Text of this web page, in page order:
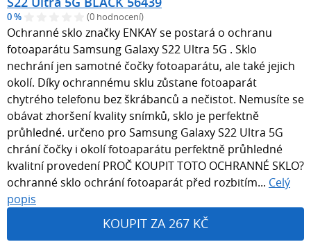
0 % (0 hodnocení)
Ochranné sklo značky ENKAY se postará o ochranu
fotoaparátu Samsung Galaxy S22 Ultra 5G . Sklo
nechrání jen samotné čočky fotoaparátu, ale také jejich
okolí. Díky ochrannému sklu zůstane fotoaparát
chytrého telefonu bez škrábanců a nečistot. Nemusíte se
obávat zhoršení kvality snímků, sklo je perfektně
průhledné. určeno pro Samsung Galaxy S22 Ultra 5G
chrání čočky i okolí fotoaparátu perfektně průhledné
kvalitní provedení PROČ KOUPIT TOTO OCHRANNÉ SKLO?
ochranné sklo ochrání fotoaparát před rozbitím... Celý
popis
KOUPIT ZA 267 KČ